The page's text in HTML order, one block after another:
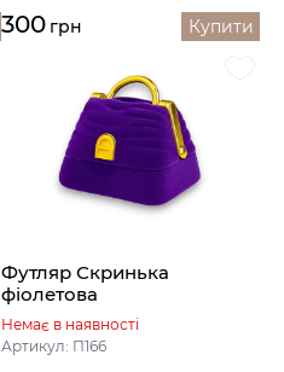
300 грн Купити
Футляр Скринька
фіолетова
Немає в наявності
Артикул: П166